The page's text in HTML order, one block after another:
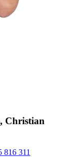
Christian
816 311